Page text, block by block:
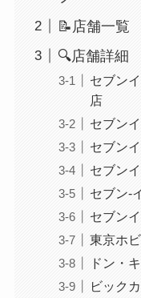
📝店舗一覧
🔍店舗詳細
セブン
店
セブン
セブン
セブン
セブン-
セブン
東京ホ
ドン・
ビック